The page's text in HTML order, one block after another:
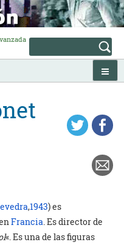
,1943) es
Francia. Es director de
«. Es una de las figuras